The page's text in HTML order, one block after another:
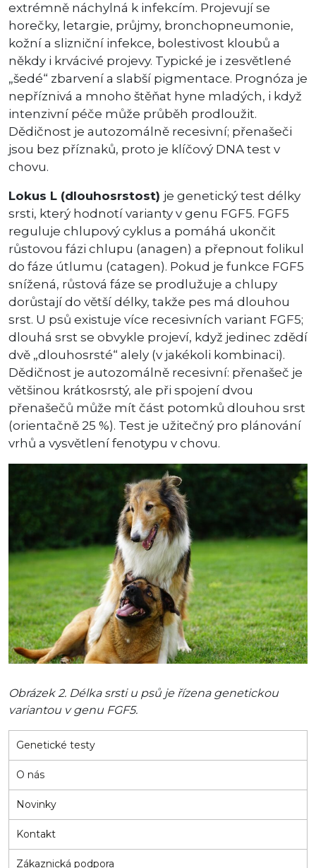
extrémně náchylná k infekcím. Projevují se
horečky, letargie, průjmy, bronchopneumonie,
kožní a slizniční infekce, bolestivost kloubů a
někdy i krvácivé projevy. Typické je i zesvětlené
„šedé“ zbarvení a slabší pigmentace. Prognóza je
nepříznivá a mnoho štěňat hyne mladých, i když
intenzivní péče může průběh prodloužit.
Dědičnost je autozomálně recesivní; přenašeči
jsou bez příznaků, proto je klíčový DNA test v
chovu.
Lokus L (dlouhosrstost) je genetický test délky
srsti, který hodnotí varianty v genu FGF5. FGF5
reguluje chlupový cyklus a pomáhá ukončit
růstovou fázi chlupu (anagen) a přepnout folikul
do fáze útlumu (catagen). Pokud je funkce FGF5
snížená, růstová fáze se prodlužuje a chlupy
dorůstají do větší délky, takže pes má dlouhou
srst. U psů existuje více recesivních variant FGF5;
dlouhá srst se obvykle projeví, když jedinec zdědí
dvě „dlouhosrsté“ alely (v jakékoli kombinaci).
Dědičnost je autozomálně recesivní: přenašeč je
většinou krátkosrstý, ale při spojení dvou
přenašečů může mít část potomků dlouhou srst
(orientačně 25 %). Test je užitečný pro plánování
vrhů a vysvětlení fenotypu v chovu.
Obrázek 2. Délka srsti u psů je řízena genetickou
variantou v genu FGF5.
Genetické testy
O nás
Novinky
Kontakt
Zákaznická podpora